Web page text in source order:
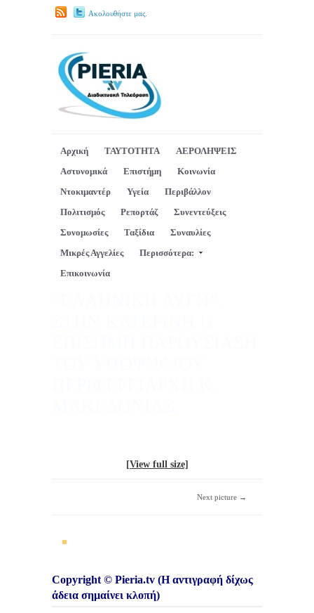
Ακολουθήστε μας.
Αρχική ΤΑΥΤΟΤΗΤΑ
ΑΕΡΟΛΗΨΕΙΣ
Αστυνομικά
Επιστήμη
Κοινωνία
Ντοκιμαντέρ
Υγεία
Περιβάλλον
Πολιτισμός
Ρεπορτάζ
Συνεντεύξεις
Συνομωσίες
Ταξίδια
Συναυλίες
Μικρές Αγγελίες
Περισσότερα:
Επικοινωνία
[View full size]
Next picture →
Copyright © Pieria.tv (Η αντιγραφή δίχως
άδεια σημαίνει κλοπή)